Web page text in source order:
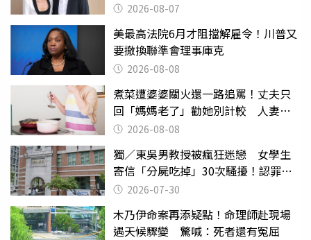
2026-08-07
美最高法院6月才阻擋解雇令！川普又
要撤換聯準會理事庫克
2026-08-08
煮菜遭婆婆關火還一路追罵！丈夫只
回「媽媽老了」勸她別計較 人妻超
崩潰：我像台傭
2026-08-08
獨／東吳男教授被瘋狂迷戀 女學生
寄信「分屍吃掉」30次騷擾！認罪免
關 2026-07-30
木乃伊命案再添疑點！命理師赴現場
遇天候驟變 驚喊：死者還有冤屈